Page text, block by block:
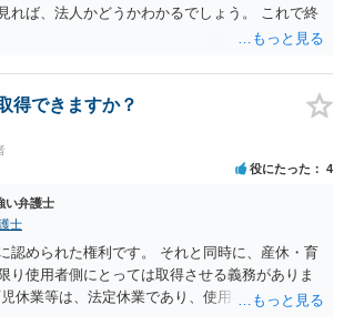
れば、法人かどうかわかるでしょう。 これで終
得できますか？
役にたった 4
い弁護士
士
認められた権利です。 それと同時に、産休・育
り使用者側にとっては取得させる義務がありま
休業等は、法定休業であり、使用者側で任意に